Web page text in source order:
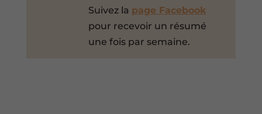
Suivez la page Facebook
pour recevoir un résumé
une fois par semaine.